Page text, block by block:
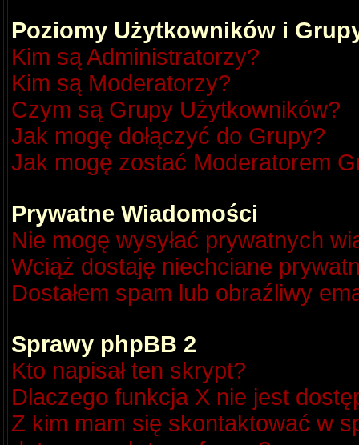
Poziomy Użytkowników i
Kim są Administratorzy?
Kim są Moderatorzy?
Czym są Grupy Użytkowników?
Jak mogę dołączyć do Grupy?
Jak mogę zostać Moderatorem
Prywatne Wiadomości
Nie mogę wysyłać prywatnych
Wciąż dostaję niechciane
Dostałem spam lub obraźliwy
Sprawy phpBB 2
Kto napisał ten skrypt?
Dlaczego funkcja X nie jest
Z kim mam się skontaktować w